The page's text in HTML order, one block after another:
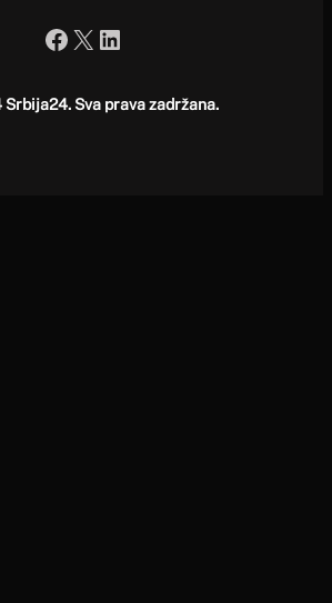
Facebook
X LinkedIn
Sva prava zadržana.